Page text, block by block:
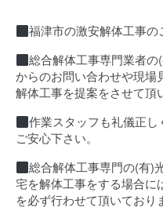
福津市の激安解体工事の
総合解体工事専門業者
からのお問い合わせや現場
解体工事を提案をさせて頂
作業スタッフも礼儀正
ご安心下さい。
総合解体工事専門の(有)
宅を解体工事をする場合に
を必ず行わせて頂いており